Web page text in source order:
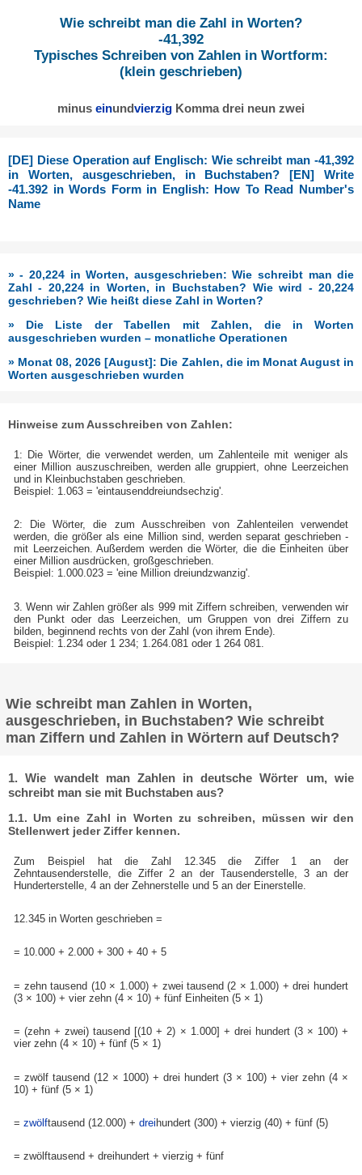
Wie schreibt man die Zahl in Worten?
-41,392
Typisches Schreiben von Zahlen in Wortform:
(klein geschrieben)
minus einundvierzig Komma drei neun zwei
[DE] Diese Operation auf Englisch: Wie schreibt man -41,392
in Worten, ausgeschrieben, in Buchstaben? [EN] Write
-41.392 in Words Form in English: How To Read Number's
Name
» - 20,224 in Worten, ausgeschrieben: Wie schreibt man die
Zahl - 20,224 in Worten, in Buchstaben? Wie wird - 20,224
geschrieben? Wie heißt diese Zahl in Worten?
» Die Liste der Tabellen mit Zahlen, die in Worten
ausgeschrieben wurden – monatliche Operationen
» Monat 08, 2026 [August]: Die Zahlen, die im Monat August in
Worten ausgeschrieben wurden
Hinweise zum Ausschreiben von Zahlen:
1: Die Wörter, die verwendet werden, um Zahlenteile mit weniger als
einer Million auszuschreiben, werden alle gruppiert, ohne Leerzeichen
und in Kleinbuchstaben geschrieben.
Beispiel: 1.063 = 'eintausenddreiundsechzig'.
2: Die Wörter, die zum Ausschreiben von Zahlenteilen verwendet
werden, die größer als eine Million sind, werden separat geschrieben -
mit Leerzeichen. Außerdem werden die Wörter, die die Einheiten über
einer Million ausdrücken, großgeschrieben.
Beispiel: 1.000.023 = 'eine Million dreiundzwanzig'.
3. Wenn wir Zahlen größer als 999 mit Ziffern schreiben, verwenden wir
den Punkt oder das Leerzeichen, um Gruppen von drei Ziffern zu
bilden, beginnend rechts von der Zahl (von ihrem Ende).
Beispiel: 1.234 oder 1 234; 1.264.081 oder 1 264 081.
Wie schreibt man Zahlen in Worten,
ausgeschrieben, in Buchstaben? Wie schreibt
man Ziffern und Zahlen in Wörtern auf Deutsch?
1. Wie wandelt man Zahlen in deutsche Wörter um, wie
schreibt man sie mit Buchstaben aus?
1.1. Um eine Zahl in Worten zu schreiben, müssen wir den
Stellenwert jeder Ziffer kennen.
Zum Beispiel hat die Zahl 12.345 die Ziffer 1 an der
Zehntausenderstelle, die Ziffer 2 an der Tausenderstelle, 3 an der
Hunderterstelle, 4 an der Zehnerstelle und 5 an der Einerstelle.
12.345 in Worten geschrieben =
= 10.000 + 2.000 + 300 + 40 + 5
= zehn tausend (10 × 1.000) + zwei tausend (2 × 1.000) + drei hundert
(3 × 100) + vier zehn (4 × 10) + fünf Einheiten (5 × 1)
= (zehn + zwei) tausend [(10 + 2) × 1.000] + drei hundert (3 × 100) +
vier zehn (4 × 10) + fünf (5 × 1)
= zwölf tausend (12 × 1000) + drei hundert (3 × 100) + vier zehn (4 ×
10) + fünf (5 × 1)
=zwölftausend (12.000) +drei hundert (300) + vierzig (40) + fünf (5)
= zwölftausend + dreihundert + vierzig + fünf